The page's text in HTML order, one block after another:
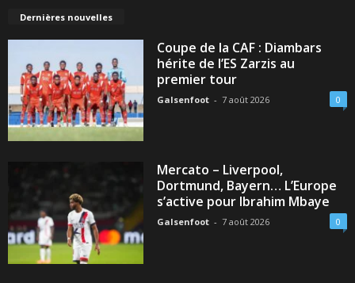
Dernières nouvelles
Coupe de la CAF : Diambars
hérite de l’ES Zarzis au
premier tour
Galsenfoot - 7 août 2026 0
Mercato – Liverpool,
Dortmund, Bayern… L’Europe
s’active pour Ibrahim Mbaye
Galsenfoot - 7 août 2026 0